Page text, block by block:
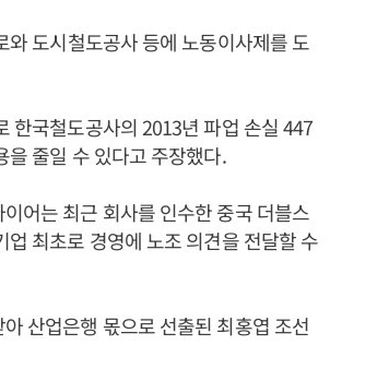
도시철도공사 등에 노동이사제를 도
한국철도공사의 2013년 파업 손실 447
줄일 수 있다고 주장했다.
어는 최근 회사를 인수한 중국 더블스
최초로 경영에 노조 의견을 전달할 수
산업은행 몫으로 선출된 최홍엽 조선